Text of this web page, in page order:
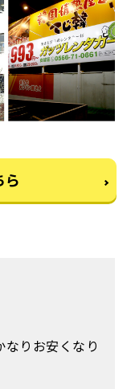
ら
なりお安くなり